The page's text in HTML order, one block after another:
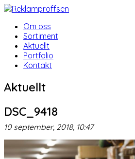
Om oss
Sortiment
Aktuellt
Portfolio
Kontakt
Aktuellt
DSC_9418
10 september, 2018, 10:47